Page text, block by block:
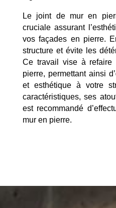
Le joint de mur en
cruciale assurant
vos façades en pierre.
structure et évite les
Ce travail vise à refaire
pierre, permettant ainsi
et esthétique à votre
caractéristiques, ses
est recommandé
mur en pierre.